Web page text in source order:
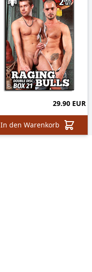
29.90 EUR
In den Warenkorb